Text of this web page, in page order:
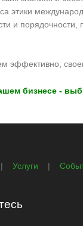
этики
и
бизнесе -
Услуги |